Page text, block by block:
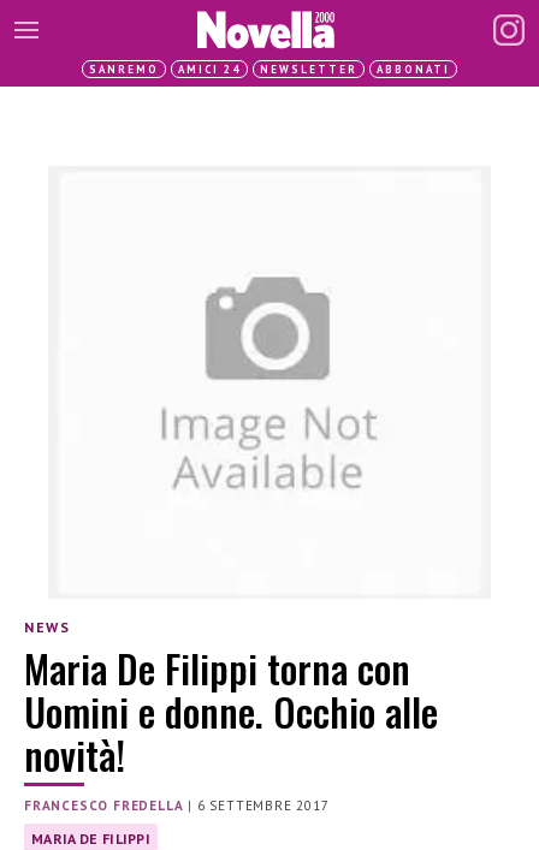
SANREMO AMICI 24 NEWSLETTER ABBONATI
NEWS
Maria De Filippi torna con
Uomini e donne. Occhio alle
novità!
FRANCESCO FREDELLA | 6 SETTEMBRE 2017
MARIA DE FILIPPI